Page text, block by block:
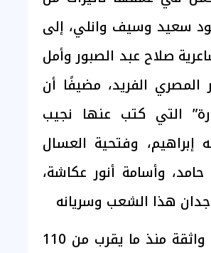
سعيد وسيف وانلي، إلى
صلاح عبد الصبور وأمل
الفريد، مضيفًا أن
التي كتب عنها نجيب
وفتحية العسال
وأسامة أنور عكاشة،
هذا الشعب وسريانه
وأضاف أن الدراما المصرية تسير بخطى واثقة منذ ما يقرب من 110